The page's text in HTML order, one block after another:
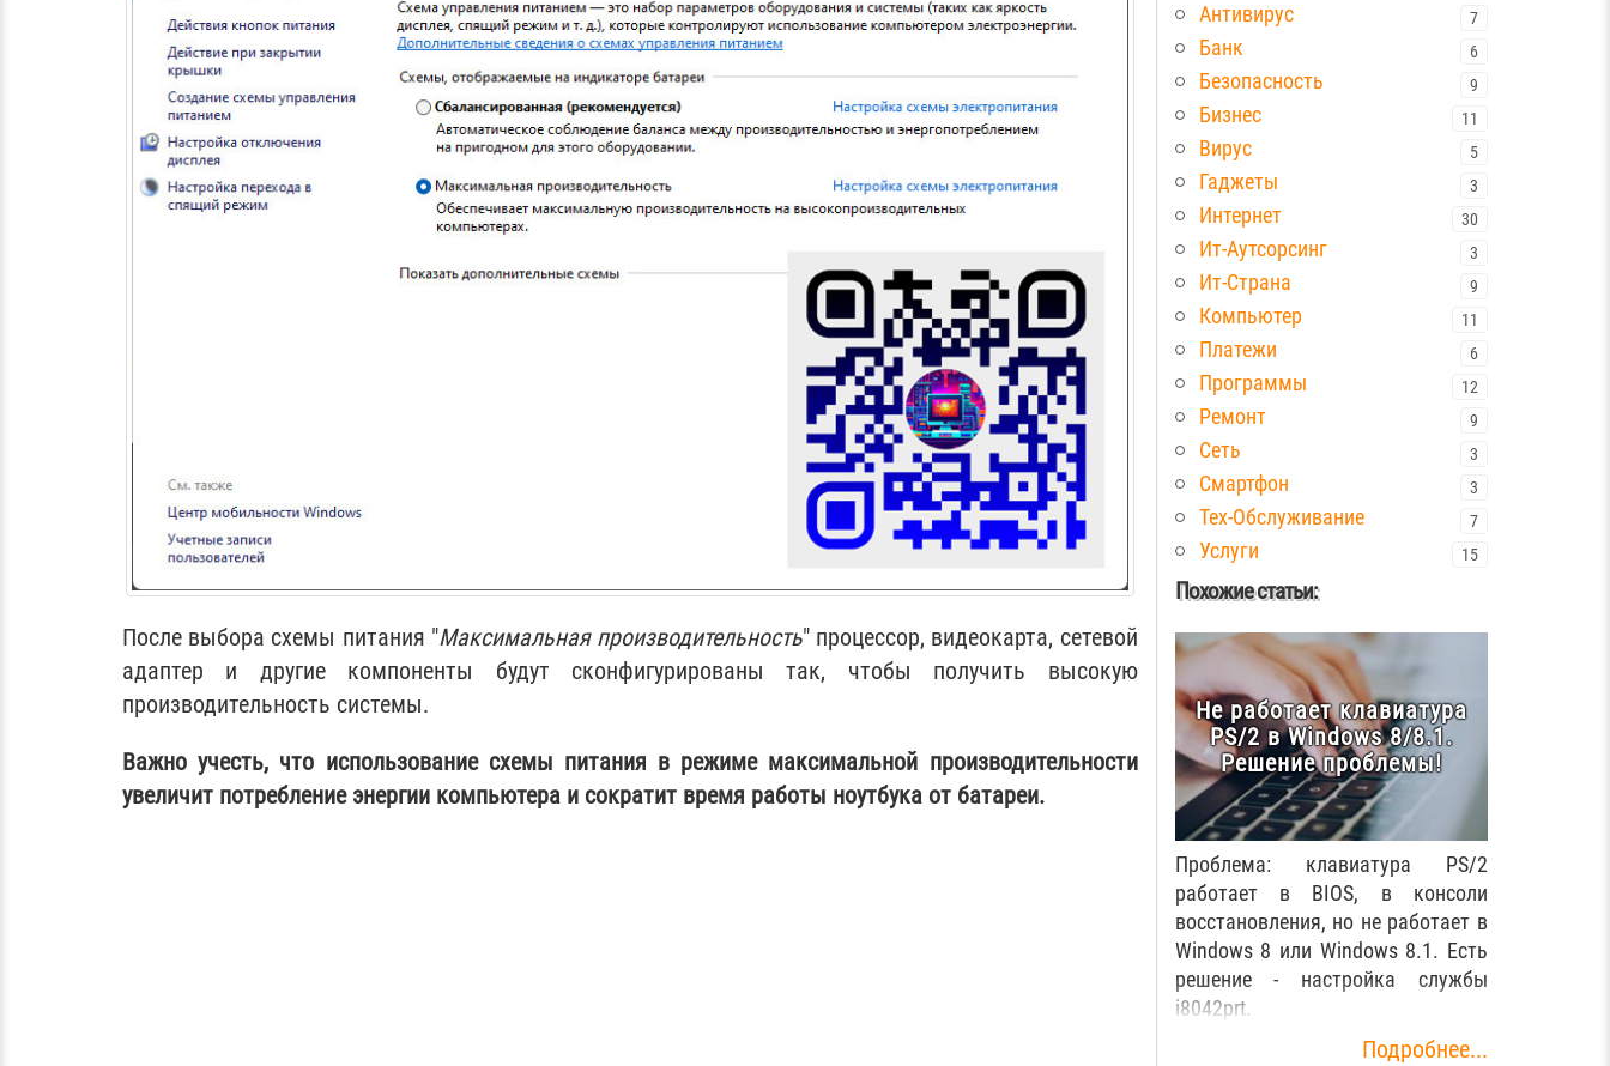
После выбора схемы питания "Максимальная производительность" процессор, видеокарта, сетевой
адаптер и другие компоненты будут сконфигурированы так, чтобы получить высокую
производительность системы.
Важно учесть, что использование схемы питания в режиме максимальной производительности
увеличит потребление энергии компьютера и сократит время работы ноутбука от батареи.
Антивирус 7
Банк 6
Безопасность 9
Бизнес 11
Вирус 5
Гаджеты 3
Интернет 30
Ит-Аутсорсинг 3
Ит-Страна 9
Компьютер 11
Платежи 6
Программы 12
Ремонт 9
Сеть 3
Смартфон 3
Тех-Обслуживание 7
Услуги 15
Похожие статьи:
Не работает клавиатура
PS/2 в Windows 8/8.1.
Решение проблемы!
Проблема: клавиатура PS/2
работает в BIOS, в консоли
восстановления, но не работает в
Windows 8 или Windows 8.1. Есть
решение - настройка службы
i8042prt.
Подробнее...